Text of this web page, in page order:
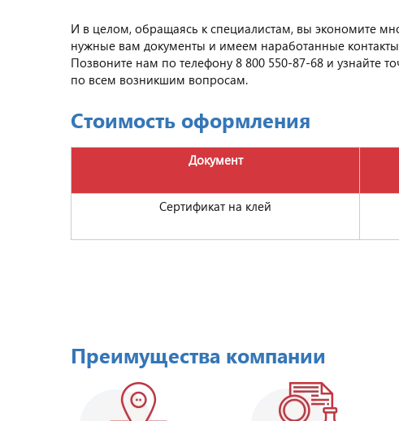
И в целом, обращаясь к специалистам, вы экономите
нужные вам документы и имеем наработанные
Позвоните нам по телефону 8 800 550-87-68 и узнайте
по всем возникшим вопросам.
Стоимость оформления
Документ
Сертификат на клей
Преимущества компании